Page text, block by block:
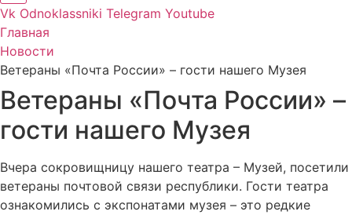
Vk Odnoklassniki Telegram Youtube
Главная
Новости
Ветераны «Почта России» – гости нашего Музея
Ветераны «Почта России» –
гости нашего Музея
Вчера сокровищницу нашего театра – Музей, посетили
ветераны почтовой связи республики. Гости театра
ознакомились с экспонатами музея – это редкие